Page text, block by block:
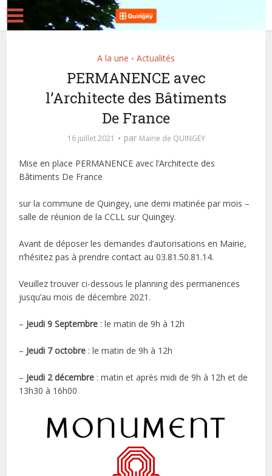
A la une • Actualités
PERMANENCE avec
l’Architecte des Bâtiments
De France
16 juillet 2021 par Mairie de QUINGEY
Mise en place PERMANENCE avec l’Architecte des
Bâtiments De France
sur la commune de Quingey, une demi matinée par mois –
salle de réunion de la CCLL sur Quingey.
Avant de déposer les demandes d’autorisations en Mairie,
n’hésitez pas à prendre contact au 03.81.50.81.14.
Veuillez trouver ci-dessous le planning des permanences
jusqu’au mois de décembre 2021.
– Jeudi 9 Septembre : le matin de 9h à 12h
– Jeudi 7 octobre : le matin de 9h à 12h
– Jeudi 2 décembre : matin et après midi de 9h à 12h et de
13h30 à 16h00